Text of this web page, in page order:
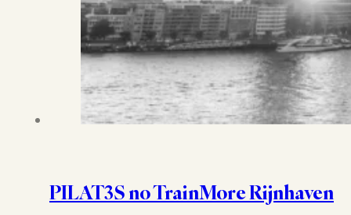
PILAT3S no TrainMore Rijnhaven